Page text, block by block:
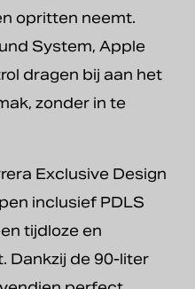
opritten neemt.
System, Apple
dragen bij aan het
zonder in te
Exclusive Design
inclusief PDLS
tijdloze en
Dankzij de 90-liter